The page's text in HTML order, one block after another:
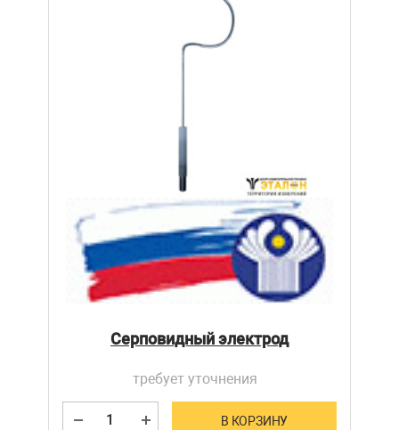
Серповидный электрод
требует уточнения
В КОРЗИНУ